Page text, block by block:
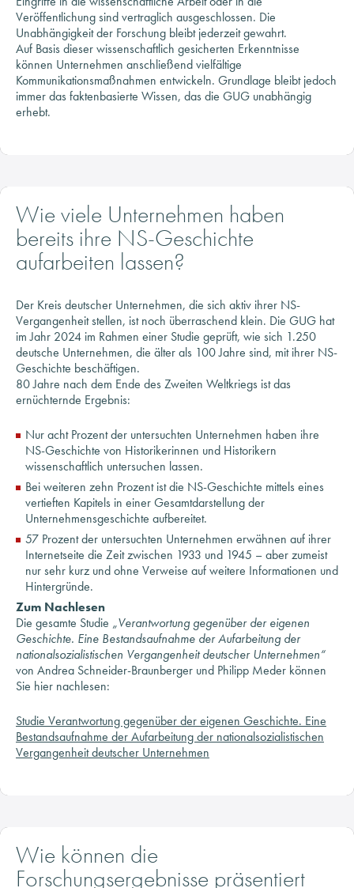
Auf Basis dieser wissenschaftlich gesicherten Erkenntnisse
können Unternehmen anschließend vielfältige
Kommunikationsmaßnahmen entwickeln. Grundlage bleibt jedoch
immer das faktenbasierte Wissen, das die GUG unabhängig
erhebt.
bereits ihre NS-Geschichte
aufarbeiten lassen?
Der Kreis deutscher Unternehmen, die sich aktiv ihrer NS-
im Jahr 2024 im Rahmen einer Studie geprüft, wie sich 1.250
deutsche Unternehmen, die älter als 100 Jahre sind, mit ihrer NS-
Geschichte beschäftigen.
80 Jahre nach dem Ende des Zweiten Weltkriegs ist das
ernüchternde Ergebnis:
Nur acht Prozent der untersuchten Unternehmen haben ihre
wissenschaftlich untersuchen lassen.
Bei weiteren zehn Prozent ist die NS-Geschichte mittels eines
vertieften Kapitels in einer Gesamtdarstellung der
Unternehmensgeschichte aufbereitet.
57 Prozent der untersuchten Unternehmen erwähnen auf ihrer
Internetseite die Zeit zwischen 1933 und 1945 – aber zumeist
nur sehr kurz und ohne Verweise auf weitere Informationen und
Hintergründe.
Zum Nachlesen
Die gesamte Studie
Geschichte. Eine Bestandsaufnahme der Aufarbeitung der
nationalsozialistischen Vergangenheit deutscher Unternehmen“
von Andrea Schneider-Braunberger und Philipp Meder können
Sie hier nachlesen:
Studie Verantwortung gegenüber der eigenen Geschichte. Eine
Vergangenheit deutscher Unternehmen
Forschungsergebnisse präsentiert
werden?